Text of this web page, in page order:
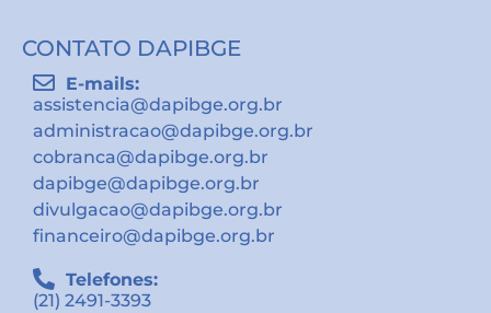
CONTATO DAPIBGE
E-mails:
assistencia@dapibge.org.br
administracao@dapibge.org.br
cobranca@dapibge.org.br
dapibge@dapibge.org.br
divulgacao@dapibge.org.br
financeiro@dapibge.org.br
Telefones:
(21) 2491-3393